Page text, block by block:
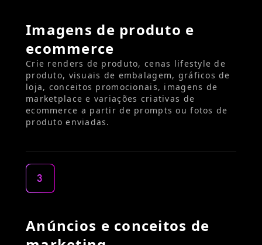
Imagens de produto e
ecommerce
Crie renders de produto, cenas lifestyle de
produto, visuais de embalagem, gráficos de
loja, conceitos promocionais, imagens de
marketplace e variações criativas de
ecommerce a partir de prompts ou fotos de
produto enviadas.
3
Anúncios e conceitos de